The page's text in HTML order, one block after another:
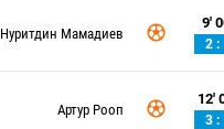
Нуритдин Мамадиев
9'
2 :
Артур Рооп
12'
3 :